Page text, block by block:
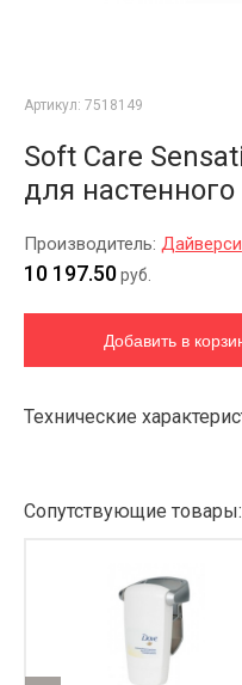
Артикул: 7518149
Soft Care
для
Производитель: Дайверси
10 197.50руб.
Технические
Сопутствующие товары: